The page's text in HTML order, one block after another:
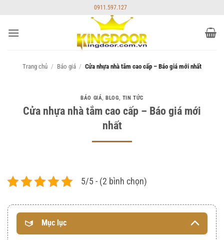
nội
0911.597.127
Trang chủ / Báo giá / Cửa nhựa nhà tắm cao cấp – Báo giá mới nhất
BÁO GIÁ,BLOG, TIN TỨC
Cửa nhựa nhà tắm cao cấp – Báo giá mới
nhất
5/5 - (2 bình chọn)
Mục lục